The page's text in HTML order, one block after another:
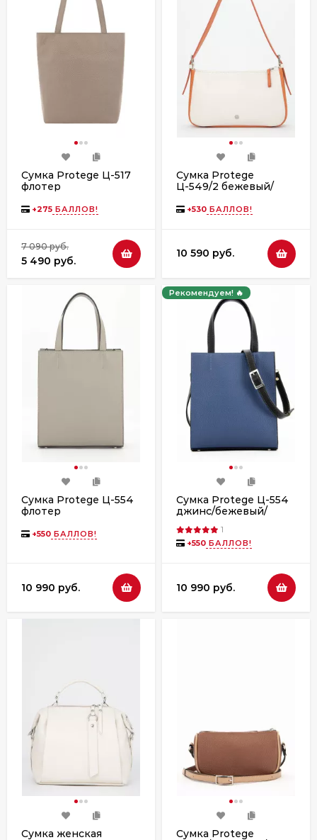
Сумка Protege Ц-517
флотер
+275 БАЛЛОВ!
7 090 руб.
5 490 руб.
Сумка Protege
Ц-549/2 бежевый/
+530 БАЛЛОВ!
10 590 руб.
Сумка Protege Ц-554
флотер
+550 БАЛЛОВ!
10 990 руб.
Рекомендуем! 🔥
Сумка Protege Ц-554
джинс/бежевый/
1
+550 БАЛЛОВ!
10 990 руб.
Сумка женская
Сумка Protege